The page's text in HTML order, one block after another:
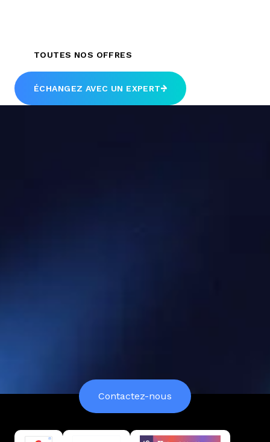
TOUTES NOS OFFRES
ÉCHANGEZ AVEC UN EXPERT
Contactez-nous